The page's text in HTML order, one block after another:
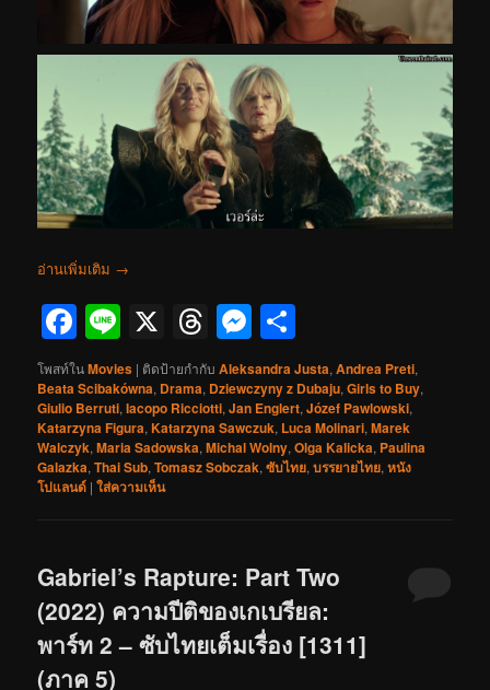
อ่านเพิ่มเติม →
Facebook
Line
X Threads
Messenger
โพสท์ในMovies | ติดป้ายกำกับ Aleksandra Justa,Andrea Preti,
Beata Scibakówna, Drama, Dziewczyny z Dubaju,Girls to Buy,
Giulio Berruti,Iacopo Ricciotti,Jan Englert,Józef Pawlowski,
Katarzyna Figura,Katarzyna Sawczuk, Luca Molinari,Marek
Walczyk,Maria Sadowska,Michal Wolny,Olga Kalicka, Paulina
Galazka,Thai Sub,Tomasz Sobczak,ซับไทย,บรรยายไทย,หนัง
โปแลนด์ |ใส่ความเห็น
Gabriel’s Rapture: Part Two
(2022) ความปีติของเกเบรียล:
พาร์ท 2 – ซับไทยเต็มเรื่อง [1311]
(ภาค 5)